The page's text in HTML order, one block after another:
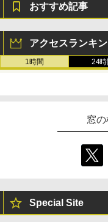
おすすめ記事
アクセスランキ
1時間 24時
窓
Special Site